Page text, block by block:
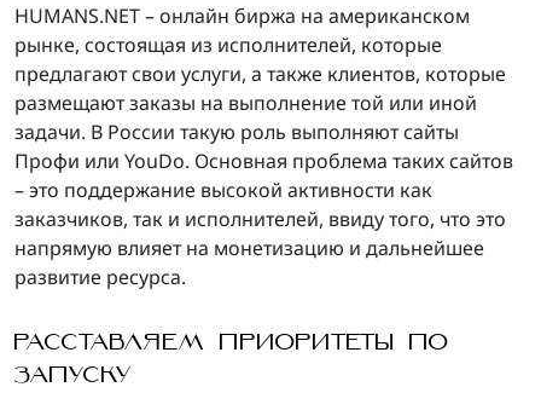
HUMANS.NET – онлайн биржа на американском
рынке, состоящая из исполнителей, которые
предлагают свои услуги, а также клиентов, которые
размещают заказы на выполнение той или иной
задачи. В России такую роль выполняют сайты
Профи или YouDo. Основная проблема таких сайтов
– это поддержание высокой активности как
заказчиков, так и исполнителей, ввиду того, что это
напрямую влияет на монетизацию и дальнейшее
развитие ресурса.
РАССТАВЛЯЕМ ПРИОРИТЕТЫ ПО
ЗАПУСКУ